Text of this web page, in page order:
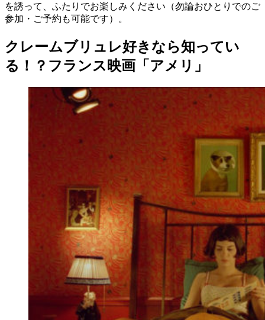
を誘って、ふたりでお楽しみください（勿論おひとりでのご
参加・ご予約も可能です）。
クレームブリュレ好きなら知ってい
る！？フランス映画「アメリ」